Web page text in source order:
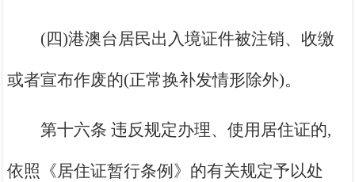
(四)港澳台居民出入境证件被注销、收缴
或者宣布作废的(正常换补发情形除外)。
第十六条 违反规定办理、使用居住证的,
依照《居住证暂行条例》的有关规定予以处